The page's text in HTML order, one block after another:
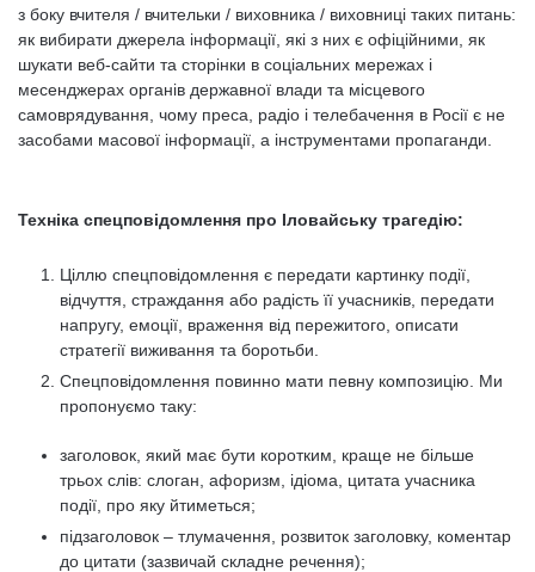
з боку вчителя / вчительки / виховника / виховниці таких питань:
як вибирати джерела інформації, які з них є офіційними, як
шукати веб-сайти та сторінки в соціальних мережах і
месенджерах органів державної влади та місцевого
самоврядування, чому преса, радіо і телебачення в Росії є не
засобами масової інформації, а інструментами пропаганди.
Техніка спецповідомлення про Іловайську трагедію:
Ціллю спецповідомлення є передати картинку події,
відчуття, страждання або радість її учасників, передати
напругу, емоції, враження від пережитого, описати
стратегії виживання та боротьби.
Спецповідомлення повинно мати певну композицію. Ми
пропонуємо таку:
заголовок, який має бути коротким, краще не більше
трьох слів: слоган, афоризм, ідіома, цитата учасника
події, про яку йтиметься;
підзаголовок – тлумачення, розвиток заголовку, коментар
до цитати (зазвичай складне речення);